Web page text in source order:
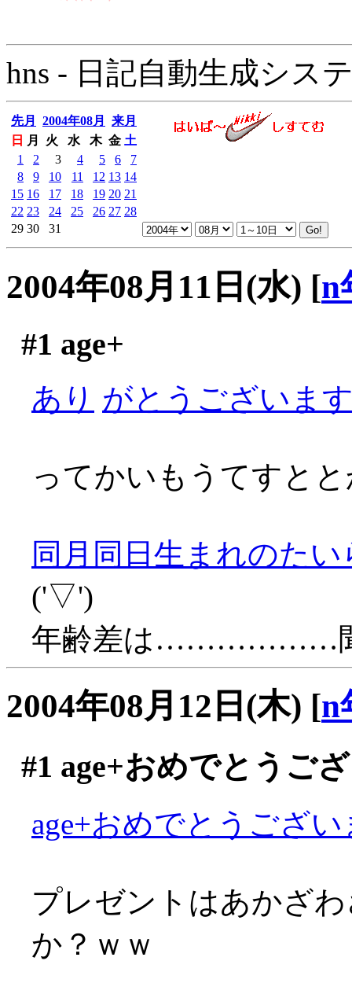
hns - 日記自動生成シス
先月 2004年08月
来月
日
月 火 水 木 金 土
1
2 3 4 5 6
7
8
9 10 11 12 13 14
15 16 17 18 19 20 21
22 23 24 25 26 27 28
29 30 31
2004年08月11日(水) [n
#1 age+
あり がとうございま
ってかいもうてすと
同月同日生まれのたい
('▽')
年齢差は………………聞
2004年08月12日(木) [n
#1 age+おめでとうご
age+おめでとうござ
プレゼントはあかざ
か？ｗｗ